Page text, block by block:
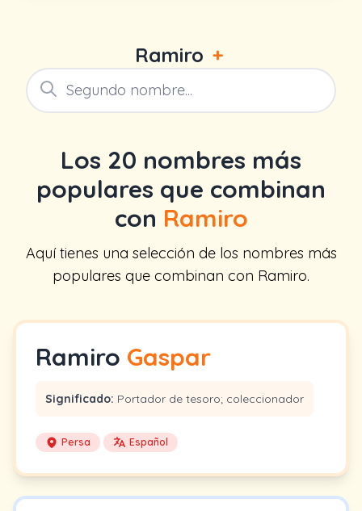
Ramiro +
Los 20 nombres más
populares que combinan
con Ramiro
Aquí tienes una selección de los nombres más
populares que combinan con Ramiro.
Ramiro Gaspar
Significado: Portador de tesoro; coleccionador
Persa Español